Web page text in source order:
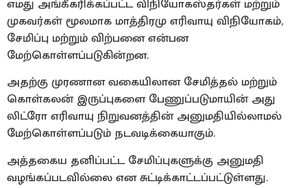
எமது அங்கீகரிக்கப்பட்ட விநியோகஸ்தர்கள் மற்றும்
முகவர்கள் மூலமாக மாத்திரமு எரிவாயு விநியோகம்,
சேமிப்பு மற்றும் விற்பனை என்பன
மேற்கொள்ளப்படுகின்றன.
அதற்கு முரணான வகையிலான சேமித்தல் மற்றும்
கொள்கலன் இருப்புகளை பேணுப்படுமாயின் அது
லிட்ரோ எரிவாயு நிறுவனத்தின் அனுமதியில்லாமல்
மேற்கொள்ளப்படும் நடவடிக்கையாகும்.
அத்தகைய தனிப்பட்ட சேமிப்புகளுக்கு அனுமதி
வழங்கப்படவில்லை என சுட்டிக்காட்டப்பட்டுள்ளது.